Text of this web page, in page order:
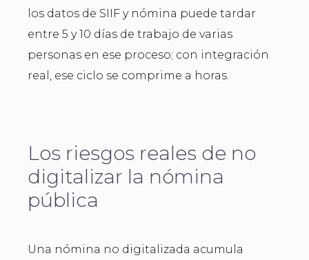
los datos de SIIF y nómina puede tardar
entre 5 y 10 días de trabajo de varias
personas en ese proceso; con integración
real, ese ciclo se comprime a horas.
Los riesgos reales de no
digitalizar la nómina
pública
Una nómina no digitalizada acumula